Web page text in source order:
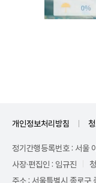
개인정보처리방침
정기간행등록번호 : 서
사장·편집인 : 임규진
주소 : 서울특별시 종로